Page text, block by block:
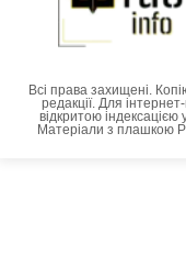
Всі права захищені.
редакції. Для
відкритою
Матеріали з плашкою